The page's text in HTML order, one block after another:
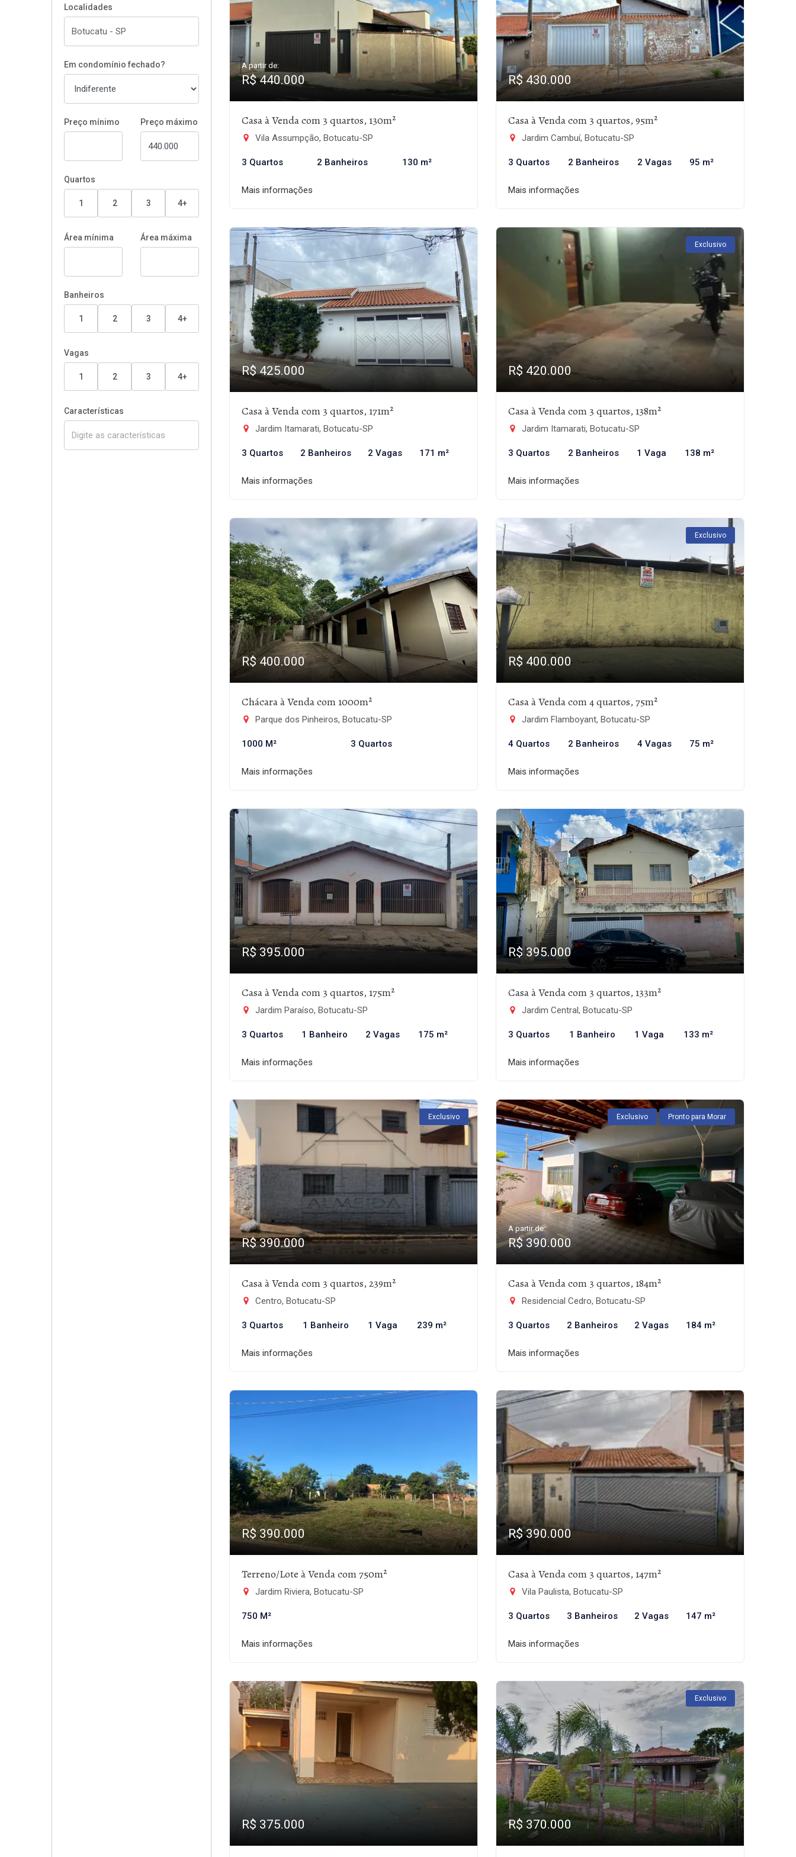
Localidades
Em condomínio fechado?
Preço mínimo Preço máximo
Quartos
1 2 3 4+
Área mínima Área máxima
Banheiros
1 2 3 4+
Vagas
1 2 3 4+
Características
A partir de:
R$ 440.000
Casa à Venda com 3 quartos, 130m²
Vila Assumpção, Botucatu-SP
3 Quartos 2 Banheiros 130 m²
Mais informações
R$ 430.000
Casa à Venda com 3 quartos, 95m²
Jardim Cambuí, Botucatu-SP
3 Quartos 2 Banheiros 2 Vagas 95 m²
Mais informações
R$ 425.000
Casa à Venda com 3 quartos, 171m²
Jardim Itamarati, Botucatu-SP
3 Quartos 2 Banheiros 2 Vagas 171 m²
Mais informações
Exclusivo
R$ 420.000
Casa à Venda com 3 quartos, 138m²
Jardim Itamarati, Botucatu-SP
3 Quartos 2 Banheiros 1 Vaga 138 m²
Mais informações
R$ 400.000
Chácara à Venda com 1000m²
Parque dos Pinheiros, Botucatu-SP
1000 M² 3 Quartos
Mais informações
Exclusivo
R$ 400.000
Casa à Venda com 4 quartos, 75m²
Jardim Flamboyant, Botucatu-SP
4 Quartos 2 Banheiros 4 Vagas 75 m²
Mais informações
R$ 395.000
Casa à Venda com 3 quartos, 175m²
Jardim Paraíso, Botucatu-SP
3 Quartos 1 Banheiro 2 Vagas 175 m²
Mais informações
R$ 395.000
Casa à Venda com 3 quartos, 133m²
Jardim Central, Botucatu-SP
3 Quartos 1 Banheiro 1 Vaga 133 m²
Mais informações
Exclusivo
R$ 390.000
Casa à Venda com 3 quartos, 239m²
Centro, Botucatu-SP
3 Quartos 1 Banheiro 1 Vaga 239 m²
Mais informações
Exclusivo Pronto para Morar
A partir de:
R$ 390.000
Casa à Venda com 3 quartos, 184m²
Residencial Cedro, Botucatu-SP
3 Quartos 2 Banheiros 2 Vagas 184 m²
Mais informações
R$ 390.000
Terreno/Lote à Venda com 750m²
Jardim Riviera, Botucatu-SP
750 M²
Mais informações
R$ 390.000
Casa à Venda com 3 quartos, 147m²
Vila Paulista, Botucatu-SP
3 Quartos 3 Banheiros 2 Vagas 147 m²
Mais informações
R$ 375.000
Exclusivo
R$ 370.000